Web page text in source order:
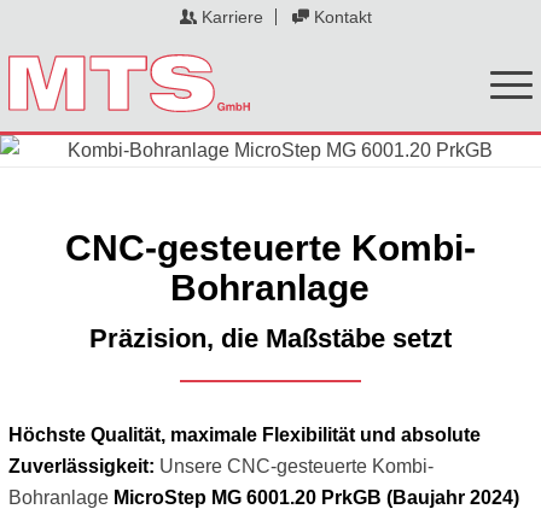
Karriere Kontakt
CNC-gesteuerte Kombi-
Bohranlage
Präzision, die Maßstäbe setzt
Höchste Qualität, maximale Flexibilität und absolute
Zuverlässigkeit: Unsere CNC-gesteuerte Kombi-
Bohranlage MicroStep MG 6001.20 PrkGB (Baujahr 2024)